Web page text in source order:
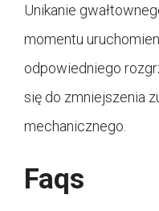
Unikanie
momentu
odpowiedniego
się do zmniejszenia
mechanicznego.
Faqs